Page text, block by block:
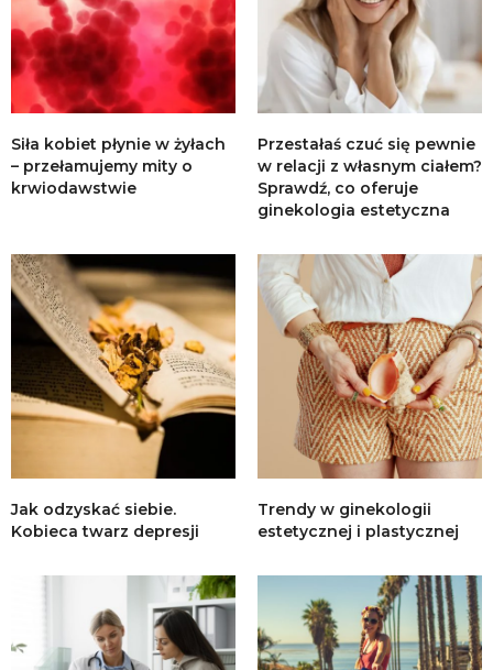
Siła kobiet płynie w żyłach
– przełamujemy mity o
krwiodawstwie
Przestałaś czuć się pewnie
w relacji z własnym ciałem?
Sprawdź, co oferuje
ginekologia estetyczna
Jak odzyskać siebie.
Kobieca twarz depresji
Trendy w ginekologii
estetycznej i plastycznej